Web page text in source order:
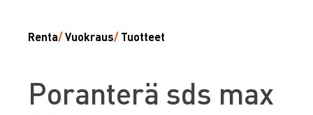
Renta/Vuokraus/ Tuotteet
Poranterä sds max